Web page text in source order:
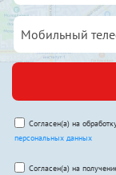
Согласен(а) на
персональных данных
Согласен(а) на